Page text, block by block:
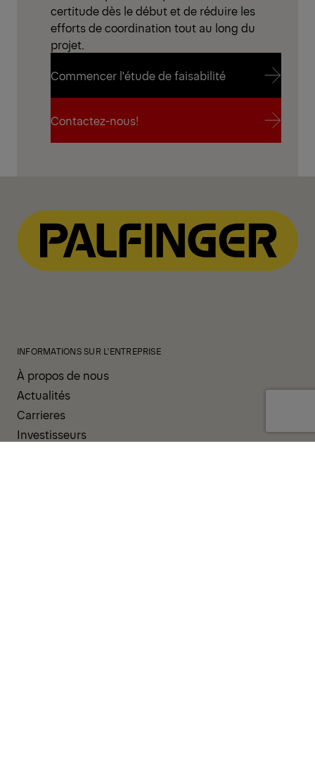
certitude dès le début et de réduire les
efforts de coordination tout au long du
projet.
Commencer l'étude de faisabilité
Commencer l'étude de faisabilité
Contactez-nous!
INFORMATIONS SUR L'ENTREPRISE
À propos de nous
Actualités
Carrieres
Investisseurs